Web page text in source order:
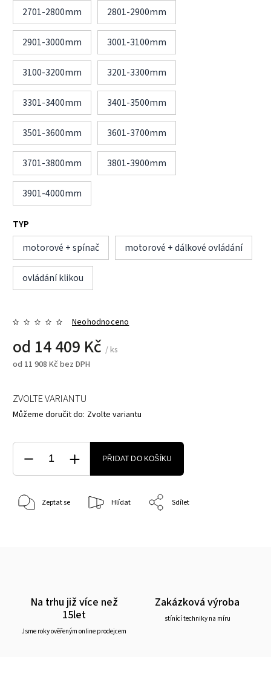
2701-2800mm 2801-2900mm
2901-3000mm 3001-3100mm
3100-3200mm 3201-3300mm
3301-3400mm 3401-3500mm
3501-3600mm 3601-3700mm
3701-3800mm 3801-3900mm
3901-4000mm
TYP
motorové + spínač
motorové + dálkové ovládání
ovládání klikou
Neohodnoceno
od 14 409 Kč / ks
od 11 908 Kč bez DPH
ZVOLTE VARIANTU
Můžeme doručit do: Zvolte variantu
PŘIDAT DO KOŠÍKU
Zeptat se Hlídat Sdílet
Na trhu již více než
15let
Jsme roky ověřeným online prodejcem
Zakázková výroba
stínící techniky na míru